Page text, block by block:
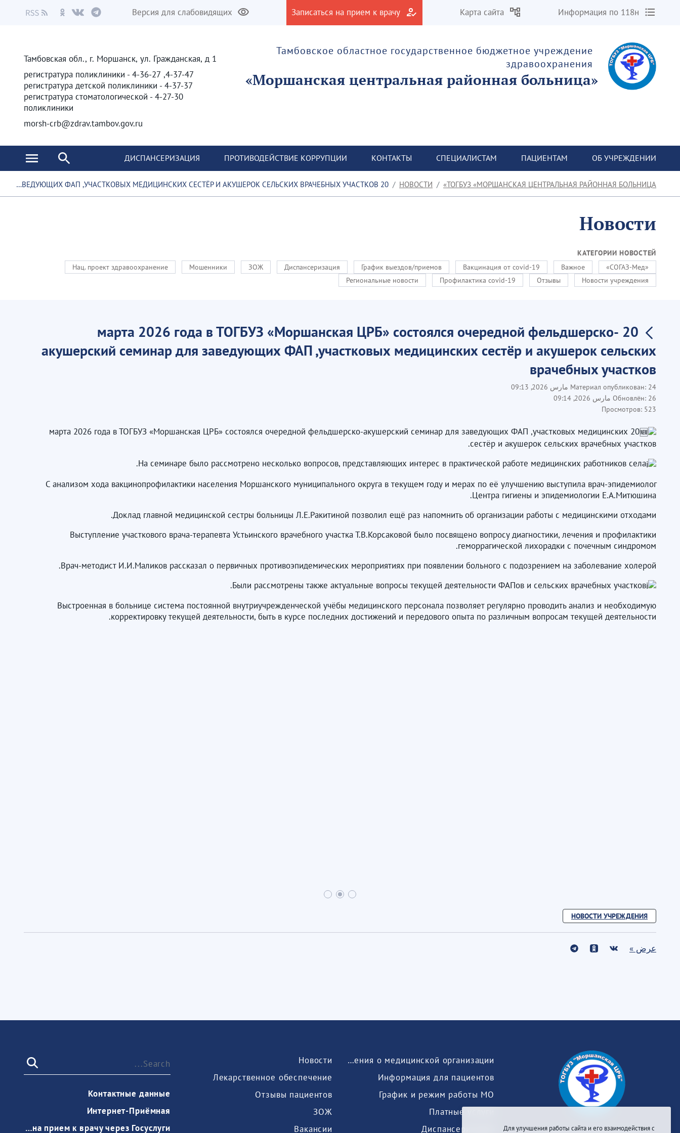
Информация по 118н
Карта сайта
Записаться на прием к врачу
Версия для слабовидящих
Тамбовское областное государственное бюджетное учреждение
здравоохранения
«Моршанская центральная районная больница»
Тамбовская обл., г. Моршанск, ул. Гражданская, д 1
4-37-47, 4-36-27 - регистратура поликлиники
4-37-37 - регистратура детской поликлиники
4-27-30 - регистратура стоматологической
поликлиники
morsh-crb@zdrav.tambov.gov.ru
ОБ УЧРЕЖДЕНИИ
ПАЦИЕНТАМ
СПЕЦИАЛИСТАМ
КОНТАКТЫ
ПРОТИВОДЕЙСТВИЕ КОРРУПЦИИ
ДИСПАНСЕРИЗАЦИЯ
ТОГБУЗ «МОРШАНСКАЯ ЦЕНТРАЛЬНАЯ РАЙОННАЯ БОЛЬНИЦА»
НОВОСТИ
Новости
КАТЕГОРИИ НОВОСТЕЙ
«СОГАЗ-Мед»
Важное
Вакцинация от covid-19
График выездов/приемов
Диспансеризация
ЗОЖ
Мошенники
Нац. проект здравоохранение
Новости учреждения
Отзывы
Профилактика covid-19
Региональные новости
20 марта 2026 года в ТОГБУЗ «Моршанская ЦРБ» состоялся очередной фельдшерско-
акушерский семинар для заведующих ФАП ,участковых медицинских сестёр и акушерок сельских
врачебных участков
Материал опубликован: 24 مارس 2026, 09:13
Обновлён: 26 مارس 2026, 09:14
Просмотров: 523
20 марта 2026 года в ТОГБУЗ «Моршанская ЦРБ» состоялся очередной фельдшерско-акушерский семинар для заведующих ФАП ,участковых медицинских
сестёр и акушерок сельских врачебных участков.
На семинаре было рассмотрено несколько вопросов, представляющих интерес в практической работе медицинских работников села.
С анализом хода вакцинопрофилактики населения Моршанского муниципального округа в текущем году и мерах по её улучшению выступила врач-эпидемиолог
Центра гигиены и эпидемиологии Е.А.Митюшина.
Доклад главной медицинской сестры больницы Л.Е.Ракитиной позволил ещё раз напомнить об организации работы с медицинскими отходами.
Выступление участкового врача-терапевта Устьинского врачебного участка Т.В.Корсаковой было посвящено вопросу диагностики, лечения и профилактики
геморрагической лихорадки с почечным синдромом.
Врач-методист И.И.Маликов рассказал о первичных противоэпидемических мероприятиях при появлении больного с подозрением на заболевание холерой.
Были рассмотрены также актуальные вопросы текущей деятельности ФАПов и сельских врачебных участков.
Выстроенная в больнице система постоянной внутриучрежденческой учёбы медицинского персонала позволяет регулярно проводить анализ и необходимую
корректировку текущей деятельности, быть в курсе последних достижений и передового опыта по различным вопросам текущей деятельности.
НОВОСТИ УЧРЕЖДЕНИЯ
عرض »
Сведения о медицинской организации
Информация для пациентов
График и режим работы МО
Платные услуги
Диспансеризация
Новости
Лекарственное обеспечение
Отзывы пациентов
ЗОЖ
Вакансии
Контактные данные
Интернет-Приёмная
Запись на прием к врачу через Госуслуги
Для улучшения работы сайта и его взаимодействия с